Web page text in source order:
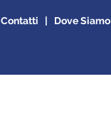
Contatti | Dove Siamo